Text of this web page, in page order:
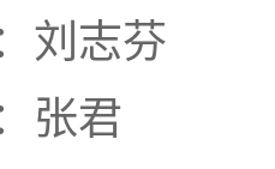
刘志芬
张君